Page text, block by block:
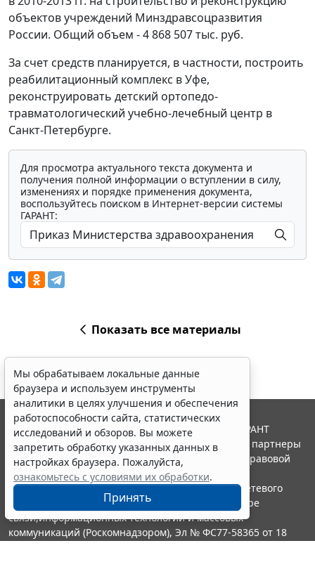
объектов учреждений Минздравсоцразвития
России. Общий объем - 4 868 507 тыс. руб.
За счет средств планируется, в частности, построить
реабилитационный комплекс в Уфе,
реконструировать детский ортопедо-
травматологический учебно-лечебный центр в
Санкт-Петербурге.
Для просмотра актуального текста документа и
получения полной информации о вступлении в силу,
изменениях и порядке применения документа,
воспользуйтесь поиском в Интернет-версии системы
ГАРАНТ:
Показать все материалы
Мы обрабатываем локальные данные
браузера и используем инструменты
аналитики в целях улучшения и обеспечения
работоспособности сайта, статистических
исследований и обзоров. Вы можете
запретить обработку указанных данных в
настройках браузера. Пожалуйста,
ознакомьтесь с условиями их обработки.
Принять
© ООО "НПП "ГАРАНТ-СЕРВИС", 2026. Система ГАРАНТ
выпускается с 1990 года. Компания "Гарант" и ее партнеры
являются участниками Российской ассоциации правовой
информации ГАРАНТ.
Портал ГАРАНТ.РУ зарегистрирован в качестве сетевого
издания Федеральной службой по надзору в сфере
связи,информационных технологий и массовых
коммуникаций (Роскомнадзором), Эл № ФС77-58365 от 18